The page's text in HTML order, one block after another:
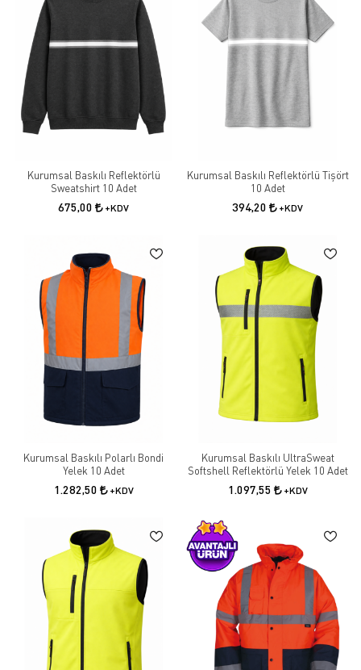
Kurumsal Baskılı Reflektörlü
Sweatshirt 10 Adet
675,00 +KDV
Kurumsal Baskılı Reflektörlü Tişört
10 Adet
394,20 +KDV
Kurumsal Baskılı Polarlı Bondi
Yelek 10 Adet
1.282,50 +KDV
Kurumsal Baskılı UltraSweat
Softshell Reflektörlü Yelek 10 Adet
1.097,55 +KDV